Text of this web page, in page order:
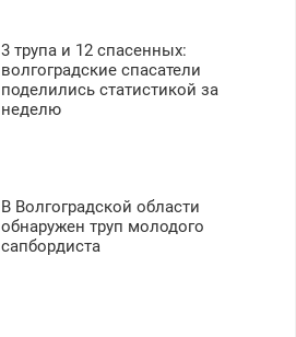
3 трупа и 12 спасенных:
волгоградские спасатели
поделились статистикой за
неделю
В Волгоградской области
обнаружен труп молодого
сапбордиста